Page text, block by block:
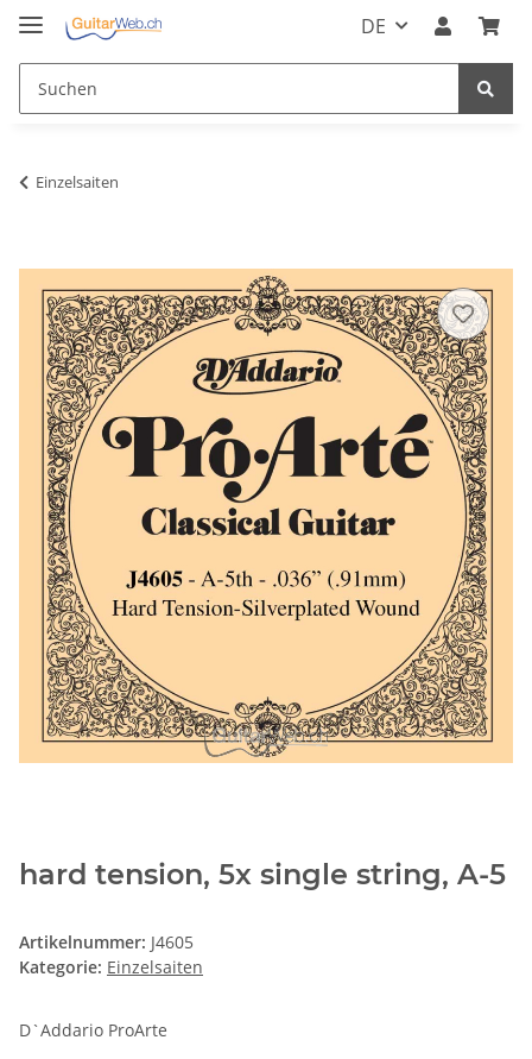
DE
Einzelsaiten
hard tension, 5x single string, A-5
Artikelnummer: J4605
Kategorie: Einzelsaiten
D`Addario ProArte